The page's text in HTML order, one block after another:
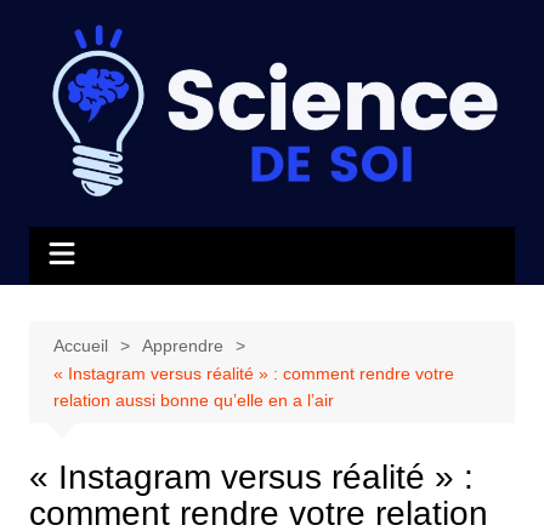
contenu
Accueil
Apprendre
« Instagram versus réalité » : comment rendre votre
relation aussi bonne qu’elle en a l’air
« Instagram versus réalité » :
comment rendre votre relation